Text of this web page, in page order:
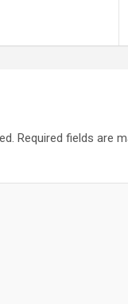
Required fields are